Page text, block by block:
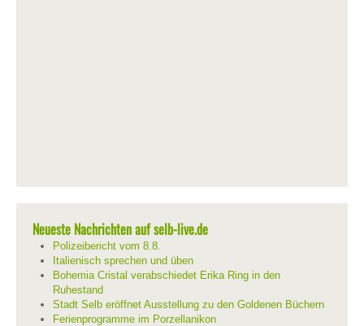
Neueste Nachrichten auf selb-live.de
Polizeibericht vom 8.8.
Italienisch sprechen und üben
Bohemia Cristal verabschiedet Erika Ring in den
Ruhestand
Stadt Selb eröffnet Ausstellung zu den Goldenen Büchern
Ferienprogramme im Porzellanikon